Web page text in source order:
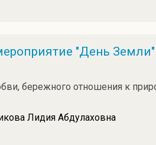
"День Земли"
бережного отношения к
Лидия Абдулаховна